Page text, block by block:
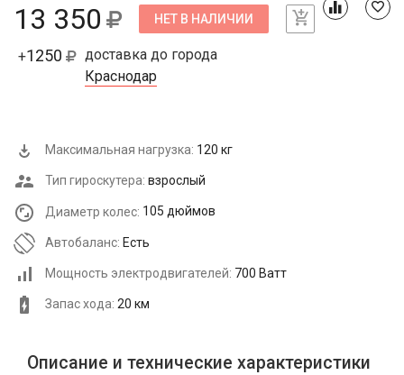
13 350 НЕТ В НАЛИЧИИ
+1250
доставка до города
Краснодар
Максимальная нагрузка: 120 кг
Тип гироскутера: взрослый
Диаметр колес: 105 дюймов
Автобаланс: Есть
Мощность электродвигателей: 700 Ватт
Запас хода: 20 км
Описание и технические характеристики